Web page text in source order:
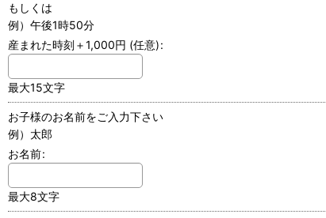
もしくは
例）午後1時50分
産まれた時刻＋1,000円 (任意):
最大15文字
お子様のお名前をご入力下さい
例）太郎
お名前:
最大8文字